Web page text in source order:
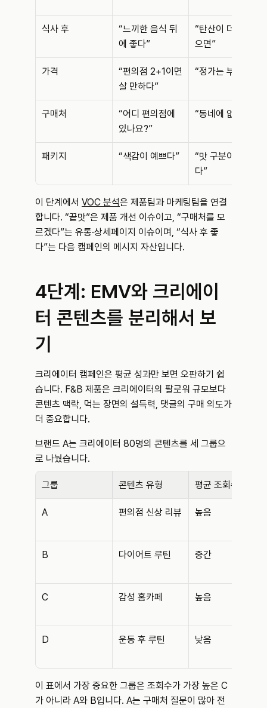
식사 후
“느끼한 음식 뒤
에 좋다”
“탄산이 더 강했
으면”
가격
“편의점 2+1이면
살 만하다”
“정가는 부담”
구매처
“어디 편의점에
있나요?”
“동네에 없다”
패키지 “색감이 예쁘다”
“맛 구분이 어렵
다”
이 단계에서 VOC 분석은 제품팀과 마케팅팀을 연결
합니다. “끝맛”은 제품 개선 이슈이고, “구매처를 모
르겠다”는 유통·상세페이지 이슈이며, “식사 후 좋
다”는 다음 캠페인의 메시지 자산입니다.
4단계: EMV와 크리에이
터 콘텐츠를 분리해서 보
기
크리에이터 캠페인은 평균 성과만 보면 오판하기 쉽
습니다. F&B 제품은 크리에이터의 팔로워 규모보다
콘텐츠 맥락, 먹는 장면의 설득력, 댓글의 구매 의도가
더 중요합니다.
브랜드 A는 크리에이터 80명의 콘텐츠를 세 그룹으
로 나눴습니다.
그룹 콘텐츠 유형 평균 조회수
A 편의점 신상 리뷰 높음
B 다이어트 루틴 중간
C 감성 홈카페 높음
D 운동 후 루틴 낮음
이 표에서 가장 중요한 그룹은 조회수가 가장 높은 C
가 아니라 A와 B입니다. A는 구매처 질문이 많아 전